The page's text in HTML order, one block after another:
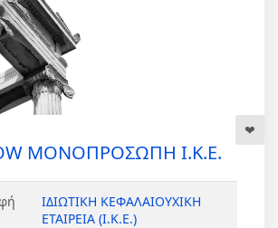
ΜΟΝΟΠΡΟΣΩΠΗ Ι.Κ.Ε.
ΙΔΙΩΤΙΚΗ ΚΕΦΑΛΑΙΟΥΧΙΚΗ
ΕΤΑΙΡΕΙΑ (Ι.Κ.Ε.)